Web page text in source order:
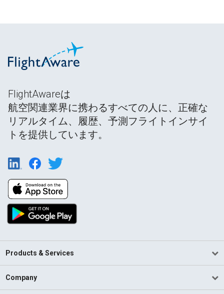
FlightAwareは
航空関連業界に携わるすべての人に、正確な
リアルタイム、履歴、予測フライトインサイ
トを提供しています。
Products & Services
Company